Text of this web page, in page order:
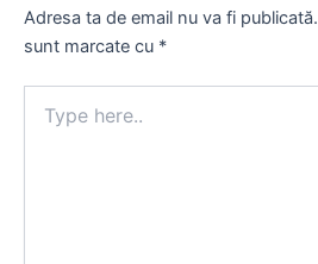
Adresa ta de email nu va fi publicată.
sunt marcate cu *
here..